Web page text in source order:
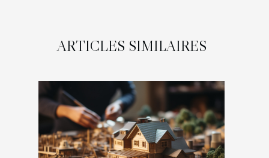
ARTICLES SIMILAIRES